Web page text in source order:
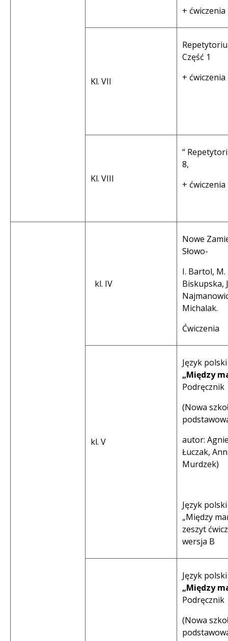
+ ćwiczenia
Kl. VII
Część 1
+ ćwiczenia
Kl. VIII
“
8,
+ ćwiczenia
kl. IV
Nowe
Słowo-
I. Bartol, M.
Biskupska,
Michalak.
Ćwiczenia
kl. V
Język
„Między
Podręcznik
(Nowa
autor:
Łuczak,
Murdzek)
Język
„Między
zeszyt
wersja B
Język
„Między
Podręcznik
(Nowa